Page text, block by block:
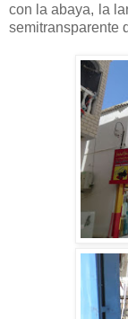
con la abaya, la
semitransparente